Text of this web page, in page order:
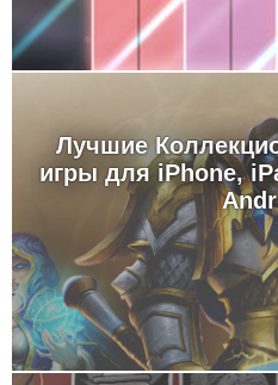
Лучшие
игры для iPhone,